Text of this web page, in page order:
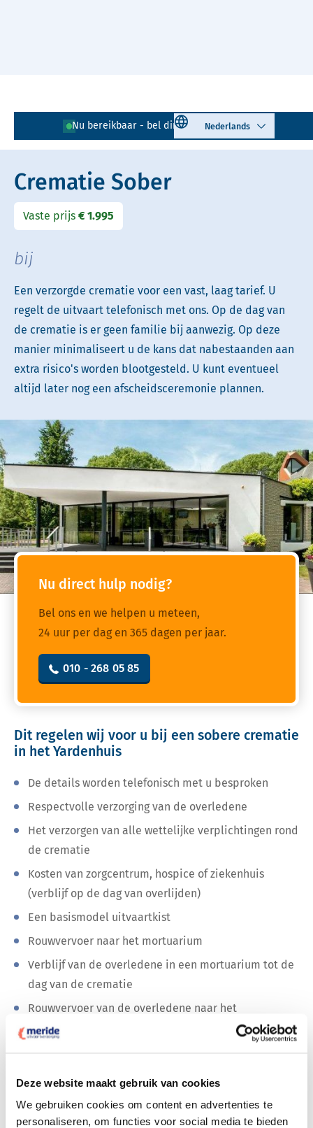
Deze website maakt gebruik van cookies
We gebruiken cookies om content en advertenties te
personaliseren, om functies voor social media te bieden
Nu bereikbaar - bel direct! 010 - 268 05 85
Select language
Lees voor Uitleg woorden
Simpele tekst
Crematie Sober
Vaste prijs € 1.995
bij
Een verzorgde crematie voor een vast, laag tarief. U
regelt de uitvaart telefonisch met ons. Op de dag van
de crematie is er geen familie bij aanwezig. Op deze
manier minimaliseert u de kans dat nabestaanden aan
extra risico's worden blootgesteld. U kunt eventueel
altijd later nog een afscheidsceremonie plannen.
Nu direct hulp nodig?
Bel ons en we helpen u meteen,
24 uur per dag en 365 dagen per jaar.
010 - 268 05 85
Dit regelen wij voor u bij een sobere crematie
in het Yardenhuis
De details worden telefonisch met u besproken
Respectvolle verzorging van de overledene
Het verzorgen van alle wettelijke verplichtingen rond
de crematie
Kosten van zorgcentrum, hospice of ziekenhuis
(verblijf op de dag van overlijden)
Een basismodel uitvaartkist
Rouwvervoer naar het mortuarium
Verblijf van de overledene in een mortuarium tot de
dag van de crematie
Rouwvervoer van de overledene naar het
crematorium
nabestaanden